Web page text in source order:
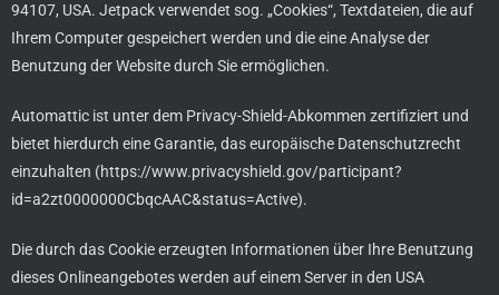
94107, USA. Jetpack verwendet sog. „Cookies“, Textdateien, die auf
Ihrem Computer gespeichert werden und die eine Analyse der
Benutzung der Website durch Sie ermöglichen.
Automattic ist unter dem Privacy-Shield-Abkommen zertifiziert und
bietet hierdurch eine Garantie, das europäische Datenschutzrecht
einzuhalten (https://www.privacyshield.gov/participant?
id=a2zt0000000CbqcAAC&status=Active).
Die durch das Cookie erzeugten Informationen über Ihre Benutzung
dieses Onlineangebotes werden auf einem Server in den USA